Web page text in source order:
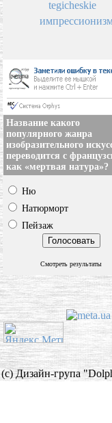
tegicheskie
Название какого
популярного жанра
изобразительного
переводится с
как «мертвая натура»?
Ню
Натюрморт
Пейзаж
Смотреть результаты
(c) Дизайн-група